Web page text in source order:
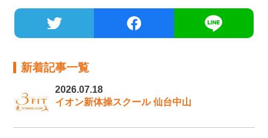
新着記事一覧
2026.07.18
イオン新体操スクール 仙台中山